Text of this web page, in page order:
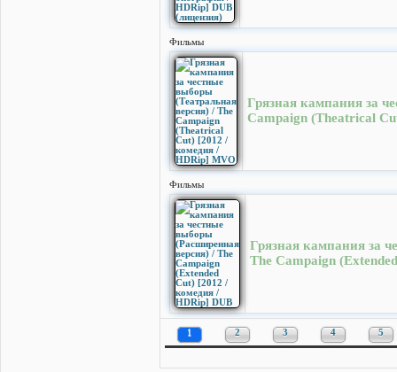
Фильмы
Грязная кампания за
Campaign (Theatrical
Фильмы
Грязная кампания за
The Campaign
1 2 3 4 5